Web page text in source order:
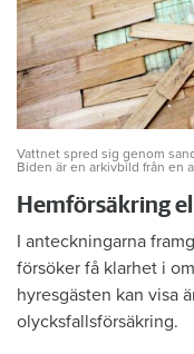
Vattnet spred sig genom
Biden är en arkivbild från en
Hemförsäkring
I anteckningarna
försöker få klarhet i
hyresgästen kan visa
olycksfallsförsäkring.